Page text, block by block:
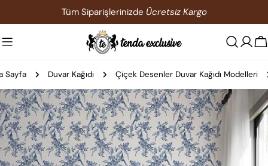
atla
Tüm Siparişlerinizde Ücretsiz Kargo
Sayfa Duvar Kağıdı Çiçek Desenler Duvar Kağıdı Modelleri
Ürün
bilgilerine
atla